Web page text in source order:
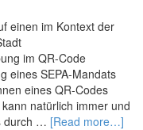
einen im Kontext der
im QR-Code
eines SEPA-Mandats
eines QR-Codes
natürlich immer und
durch … [Read more…]